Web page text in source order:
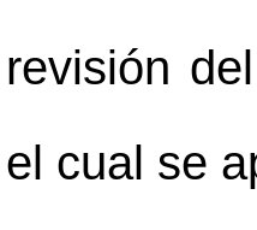
revisión
el cual se